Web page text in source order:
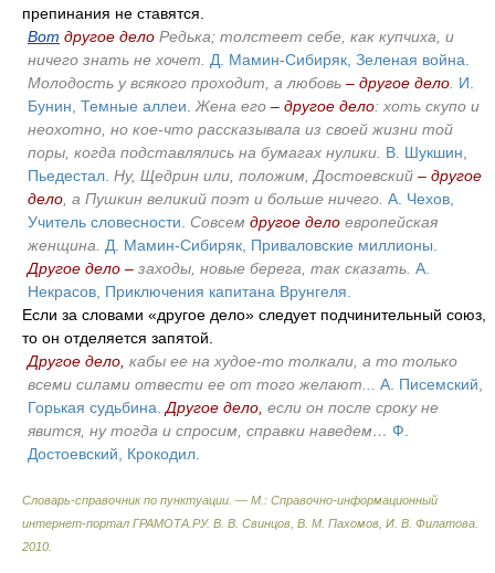
препинания не ставятся.
Вот другое дело Редька; толстеет себе, как купчиха, и
ничего знать не хочет.
Д. Мамин-Сибиряк, Зеленая война.
Молодость у всякого проходит, а любовь – другое дело И.
Бунин, Темные аллеи. Жена его – другое дело: хоть скупо и
неохотно, но кое-что рассказывала из своей жизни той
поры, когда подставлялись на бумагах нулики. В. Шукшин,
Пьедестал. Ну, Щедрин или, положим, Достоевский – другое
дело , а Пушкин великий поэт и больше ничего. А. Чехов,
Учитель словесности.
Совсем другое дело европейская
женщина.
Д. Мамин-Сибиряк, Приваловские миллионы.
Другое дело – заходы, новые берега, так сказать. А.
Некрасов, Приключения капитана Врунгеля.
Если за словами «другое дело» следует подчинительный союз,
то он отделяется запятой.
Другое дело, кабы ее на худое-то толкали, а то только
всеми силами отвести ее от того желают...
А. Писемский,
Горькая cудьбина. Другое дело, если он после сроку не
явится, ну тогда и спросим, справки наведем… Ф.
Достоевский, Крокодил.
Словарь-справочник по пунктуации. — М.: Справочно-информационный
интернет-портал ГРАМОТА.РУ. В. В. Свинцов, В. М. Пахомов, И. В. Филатова
2010